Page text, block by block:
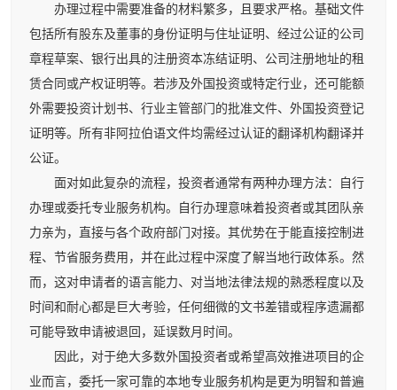
办理过程中需要准备的材料繁多，且要求严格。基础文件
包括所有股东及董事的身份证明与住址证明、经过公证的公司
章程草案、银行出具的注册资本冻结证明、公司注册地址的租
赁合同或产权证明等。若涉及外国投资或特定行业，还可能额
外需要投资计划书、行业主管部门的批准文件、外国投资登记
证明等。所有非阿拉伯语文件均需经过认证的翻译机构翻译并
公证。
面对如此复杂的流程，投资者通常有两种办理方法：自行
办理或委托专业服务机构。自行办理意味着投资者或其团队亲
力亲为，直接与各个政府部门对接。其优势在于能直接控制进
程、节省服务费用，并在此过程中深度了解当地行政体系。然
而，这对申请者的语言能力、对当地法律法规的熟悉程度以及
时间和耐心都是巨大考验，任何细微的文书差错或程序遗漏都
可能导致申请被退回，延误数月时间。
因此，对于绝大多数外国投资者或希望高效推进项目的企
业而言，委托一家可靠的本地专业服务机构是更为明智和普遍